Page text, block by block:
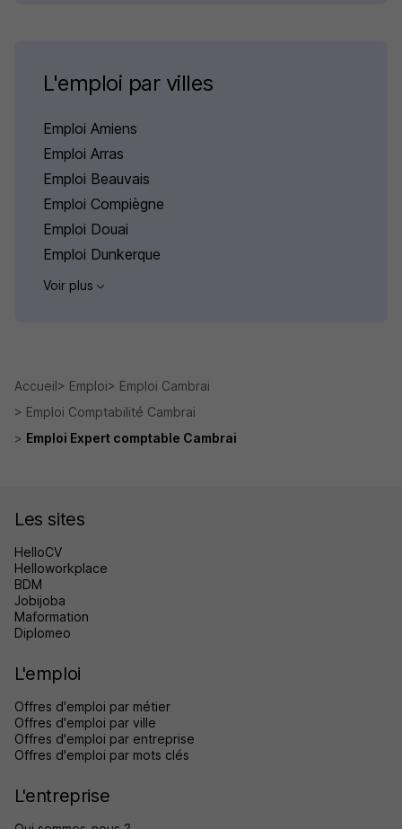
L'emploi par villes
Emploi Amiens
Emploi Arras
Emploi Beauvais
Emploi Compiègne
Emploi Douai
Emploi Dunkerque
Voir plus
Accueil Emploi
Emploi Cambrai
Emploi Comptabilité Cambrai
Emploi Expert comptable Cambrai
Les sites
HelloCV
Helloworkplace
BDM
Jobijoba
Maformation
Diplomeo
L'emploi
Offres d'emploi par métier
Offres d'emploi par ville
Offres d'emploi par entreprise
Offres d'emploi par mots clés
L'entreprise